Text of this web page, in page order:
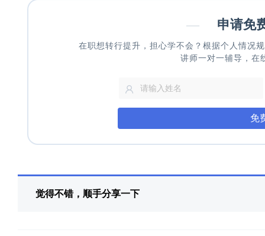
— 申请免
在职想转行提升，担心学不会？根据个人情况
讲师一对一辅导，在
免
觉得不错，顺手分享一下